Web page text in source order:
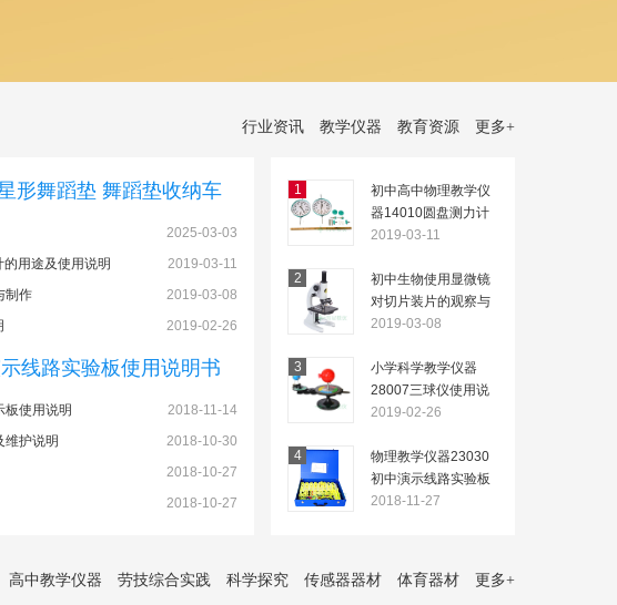
行业资讯 教学仪器 教育资源 更多+
形舞蹈垫 舞蹈垫收纳车
2025-03-03
2019-03-11
用途及使用说明
2019-03-08
制作
2019-02-26
线路实验板使用说明书
2018-11-14
板使用说明
2018-10-30
维护说明
2018-10-27
2018-10-27
1
初中高中物理教学仪
器14010圆盘测力计
的用途及使用说明
2019-03-11
2
初中生物使用显微镜
对切片装片的观察与
制作
2019-03-08
3
小学科学教学仪器
28007三球仪使用说
明
2019-02-26
4
物理教学仪器23030
初中演示线路实验板
使用说明书
2018-11-27
高中教学仪器 劳技综合实践 科学探究 传感器器材 体育器材 更多+